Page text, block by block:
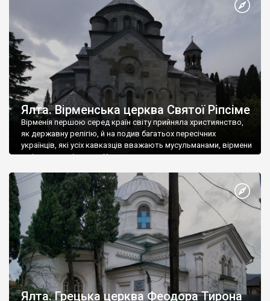
А потім було Хрещення Русі. На честь Херсонесу Таврійського
Ялта. Вірменська церква Святої Ріпсіме
Вірменія першою серед країн світу прийняла християнство,
як державну релігію, й на подив багатьох пересічних
українців, які усіх кавказців вважають мусульманами, вірмени
є відданими вірянами Христа
Ялта. Грецька церква Феодора Тирона